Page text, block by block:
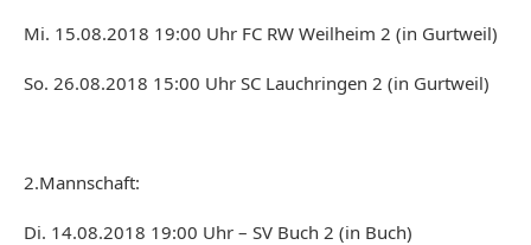
Mi. 15.08.2018 19:00 Uhr FC RW Weilheim 2 (in Gurtweil)
So. 26.08.2018 15:00 Uhr SC Lauchringen 2 (in Gurtweil)
2.Mannschaft:
Di. 14.08.2018 19:00 Uhr – SV Buch 2 (in Buch)